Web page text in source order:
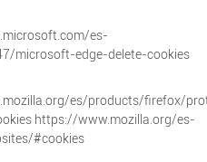
es-
microsoft-edge-delete-cookies
es/products/firefox/
https://www.mozilla.org/es-
#cookies